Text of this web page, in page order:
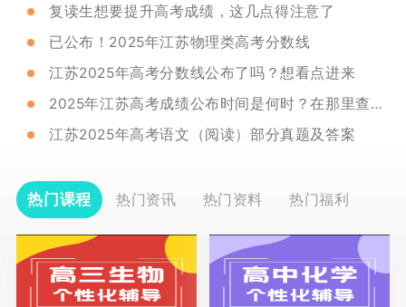
复读生想要提升高考成绩，这几点得注意了
已公布！2025年江苏物理类高考分数线
江苏2025年高考分数线公布了吗？想看点进来
2025年江苏高考成绩公布时间是何时？在那里查询呢？
江苏2025年高考语文（阅读）部分真题及答案
热门课程 热门资讯 热门资料 热门福利